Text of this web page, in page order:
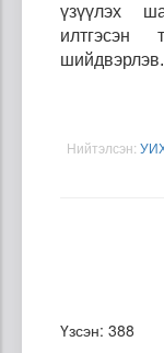
үзүүлэх
шийдвэрлэв.
Нийтэлсэн:
Үзсэн: 388